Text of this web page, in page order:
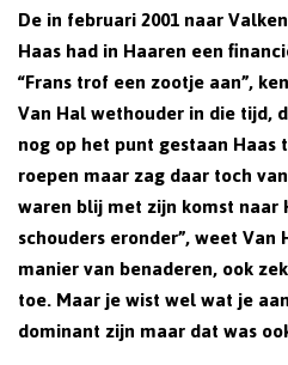
De in februari 2001 naar
Haas had in Haaren een
“Frans trof een zootje aan”,
Van Hal wethouder in die tijd,
nog op het punt gestaan
roepen maar zag daar toch
waren blij met zijn komst naar
schouders eronder”, weet
manier van benaderen, ook
toe. Maar je wist wel wat je
dominant zijn maar dat was